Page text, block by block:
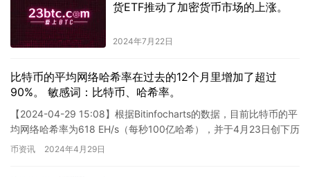
货ETF推动了加密货币市场的上涨。
2024年7月22日
比特币的平均网络哈希率在过去的12个月里增加了超过
90%。 敏感词：比特币、哈希率。
【2024-04-29 15:08】根据Bitinfocharts的数据，目前比特币的平
均网络哈希率为618 EH/s（每秒100亿哈希），并于4月23日创下历
史新高，达到728 …
币资讯 2024年4月29日